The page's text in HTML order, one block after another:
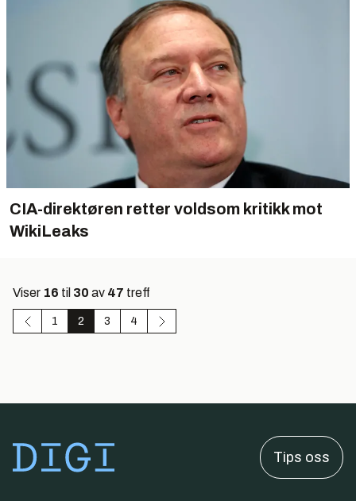
CIA-direktøren retter voldsom kritikk mot
WikiLeaks
Viser 16 til 30 av 47 treff
1 2 3 4
Tips oss